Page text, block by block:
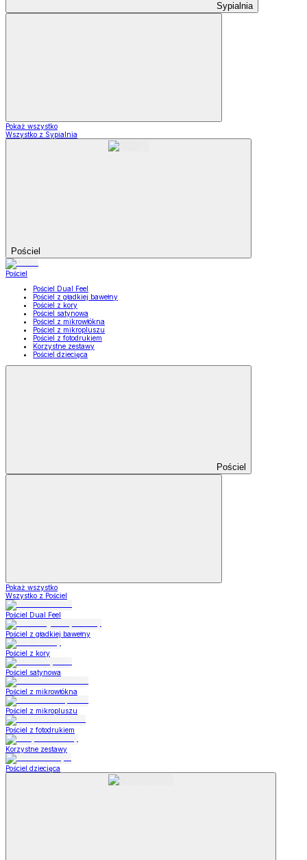
Sypialnia
Pokaż wszystko
Wszystko z Sypialnia
Pościel
Pościel
Pościel Dual Feel
Pościel z gładkiej bawełny
Pościel z kory
Pościel satynowa
Pościel z mikrowłókna
Pościel z mikropluszu
Pościel z fotodrukiem
Korzystne zestawy
Pościel dziecięca
Pościel
Pokaż wszystko
Wszystko z Pościel
Pościel Dual Feel
Pościel z gładkiej bawełny
Pościel z kory
Pościel satynowa
Pościel z mikrowłókna
Pościel z mikropluszu
Pościel z fotodrukiem
Korzystne zestawy
Pościel dziecięca